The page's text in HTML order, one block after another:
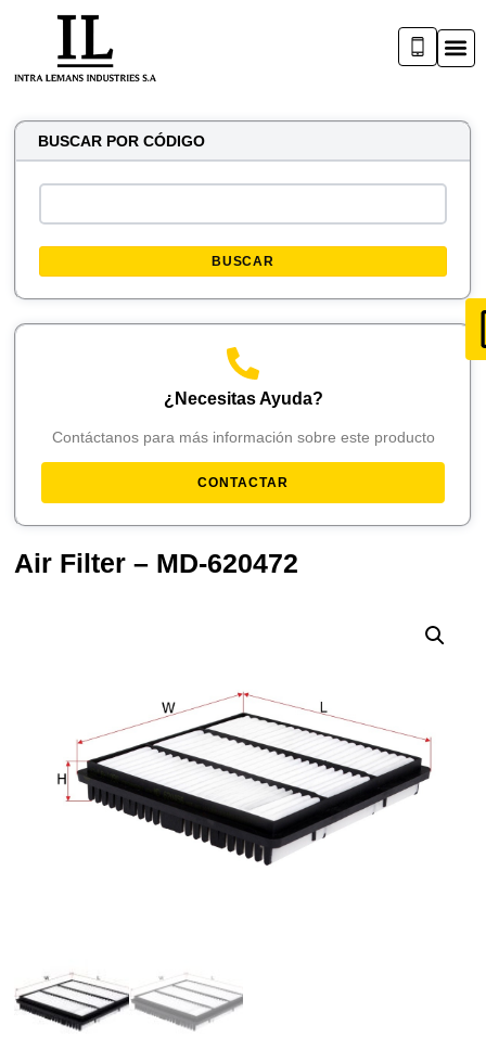
BUSCAR POR CÓDIGO
BUSCAR
¿Necesitas Ayuda?
Contáctanos para más información sobre este producto
CONTACTAR
Air Filter – MD-620472